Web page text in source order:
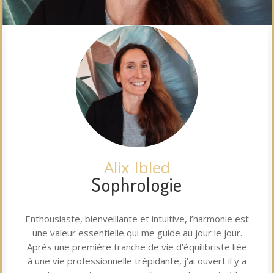
Alix Ibled
Sophrologie
Enthousiaste, bienveillante et intuitive, l’harmonie est
une valeur essentielle qui me guide au jour le jour.
Après une première tranche de vie d’équilibriste liée
à une vie professionnelle trépidante, j’ai ouvert il y a